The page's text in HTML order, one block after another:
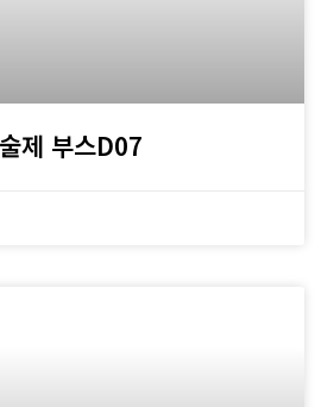
제 부스D07